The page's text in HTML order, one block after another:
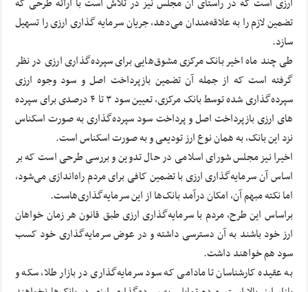
تضمین لازم را به علاقه‌مندان می‌دهد، جریان سرمایه گذاری ارزی را تسهیل
سازد.
طی چند ماه اخیر بانک مرکزی مشوق‌هایی برای سپرده‌گذاری ارزی در نظر
گرفته است که از جمله آن تضمین بازپرداخت اصل و سود وجوه ارزی
سپرده‌گذاری شده توسط بانک مرکزی، تعیین سود ۳ تا ۴ درصدی برای سپرده
های ارزی بازپرداخت اصل و پرداخت سود سپرده‌گذاری به صورت اسکناس
نزد این بانک، به همان نوع ارز تودیعی و به صورت اسکناس است.
اخیرا نیز مجلس شورای اسلامی در حال تدوین و بررسی طرحی است که بر
اساس آن سرمایه‌گذاری ارزی با تضمین کافی برای مردم راه‌اندازی می‌شود،
اما نکته مبهم آن، امکان درآمد بانک‌ها از این سرمایه‌گذاری‌هاست.
براساس این طرح، مردم با سرمایه‌گذاری ارزی طبق قانون هر زمان خواهان
ارز خود باشند به آن دسترسی داشته و در عوض سرمایه‌گذاری خود کسب
سود هم خواهند داشت.
به عقیده کارشناسان تا مادامی که سود سرمایه‌گذاری در بازار طلا، سکه و